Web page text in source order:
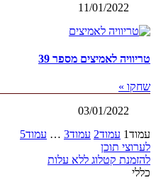
11/01/2022
טריוויה לאמיצים מספר 39
שחקו »
03/01/2022
עמוד1 עמוד2 עמוד3
… עמוד5
לערוצי תוכן
להזמנת קטלוג ללא עלות
כללי